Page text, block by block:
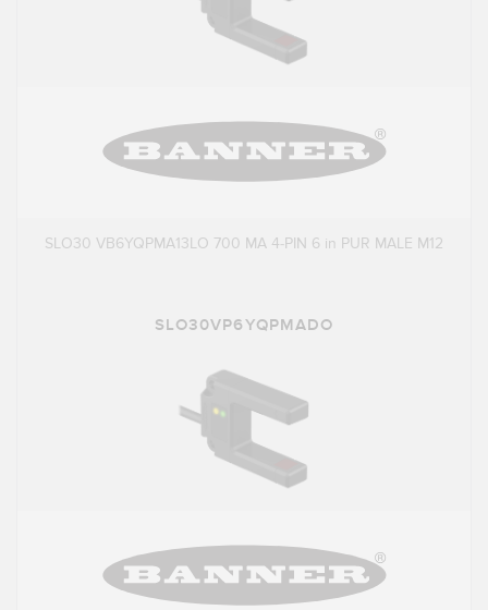
SLO30 VB6YQPMA13LO 700 MA 4-PIN 6 in PUR MALE M12
SLO30VP6YQPMADO